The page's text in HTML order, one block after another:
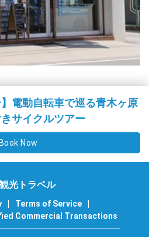
】電動自転車で巡る青木ヶ原
サイクルツアー
Book Now
光トラベル
Terms of Service
Commercial Transactions